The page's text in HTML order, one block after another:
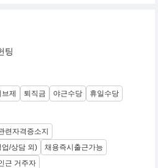
팅
제 퇴직금 야근수당
휴일수당
련자격증소지
/상담 외)
채용즉시출근가능
근 거주자